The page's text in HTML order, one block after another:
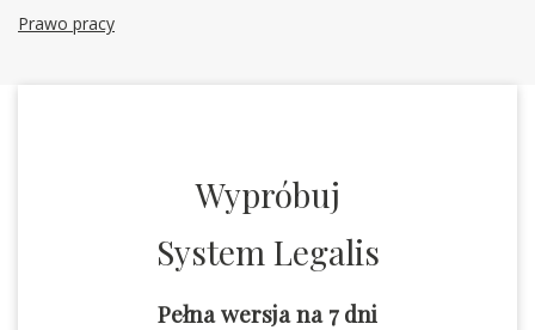
Prawo pracy
Wypróbuj
System Legalis
Pełna wersja na 7 dni